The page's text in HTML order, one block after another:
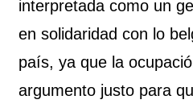
interpretada como un
en solidaridad con lo
país, ya que la
argumento justo para